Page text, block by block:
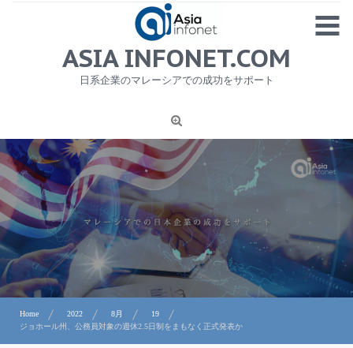
MENU
1
ニュース
労務サービス
プライバシーポリシー及び著作権について
お問合せ
ASIA INFONET.COM
日系企業のマレーシアでの成功をサポート
Home 2022 8月
19
ジョホール州、公務員対象の週休2.5日制をまもなく正式発表か